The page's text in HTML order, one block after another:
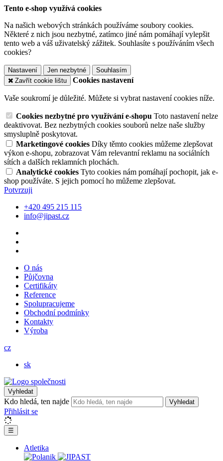
Tento e-shop využívá cookies
Na našich webových stránkách používáme soubory cookies.
Některé z nich jsou nezbytné, zatímco jiné nám pomáhají vylepšit
tento web a váš uživatelský zážitek. Souhlasíte s používáním všech
cookies?
Nastavení Jen nezbytné
Souhlasím
Zavřít cookie lištu
Cookies nastavení
Vaše soukromí je důležité. Můžete si vybrat nastavení cookies níže.
Cookies nezbytné pro využívání e-shopu Toto nastavení nelze
deaktivovat. Bez nezbytných cookies souborů nelze naše služby
smysluplně poskytovat.
Marketingové cookies Díky těmto cookies můžeme zlepšovat
výkon e-shopu, zobrazovat Vám relevantní reklamu na sociálních
sítích a dalších reklamních plochách.
Analytické cookies Tyto cookies nám pomáhají pochopit, jak e-
shop používáte. S jejich pomocí ho můžeme zlepšovat.
Potvrzuji
+420 495 215 115
info@jipast.cz
O nás
Půjčovna
Certifikáty
Reference
Spolupracujeme
Obchodní podmínky
Kontakty
Výroba
cz
sk
Vyhledat
Kdo hledá, ten najde Vyhledat
Přihlásit se
☰
Atletika